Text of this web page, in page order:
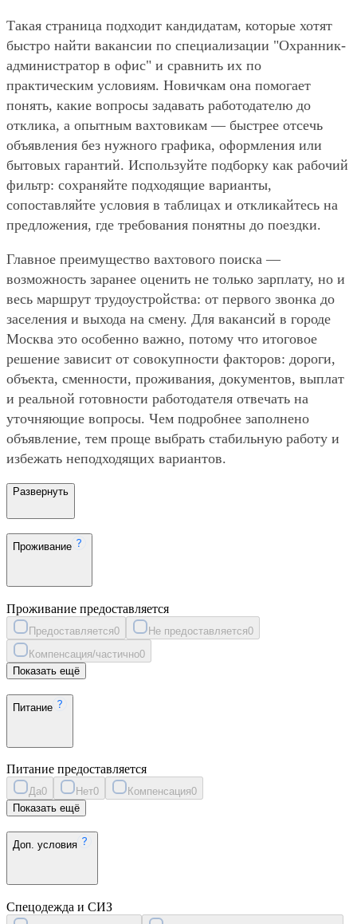
Такая страница подходит кандидатам, которые хотят
быстро найти вакансии по специализации "Охранник-
администратор в офис" и сравнить их по
практическим условиям. Новичкам она помогает
понять, какие вопросы задавать работодателю до
отклика, а опытным вахтовикам — быстрее отсечь
объявления без нужного графика, оформления или
бытовых гарантий. Используйте подборку как рабочий
фильтр: сохраняйте подходящие варианты,
сопоставляйте условия в таблицах и откликайтесь на
предложения, где требования понятны до поездки.
Главное преимущество вахтового поиска —
возможность заранее оценить не только зарплату, но и
весь маршрут трудоустройства: от первого звонка до
заселения и выхода на смену. Для вакансий в городе
Москва это особенно важно, потому что итоговое
решение зависит от совокупности факторов: дороги,
объекта, сменности, проживания, документов, выплат
и реальной готовности работодателя отвечать на
уточняющие вопросы. Чем подробнее заполнено
объявление, тем проще выбрать стабильную работу и
избежать неподходящих вариантов.
Развернуть
Проживание
Проживание предоставляется
Предоставляется0 Не предоставляется0
Компенсация/частично0
Показать ещё
Питание
Питание предоставляется
Да0 Нет0 Компенсация0
Показать ещё
Доп. условия
Спецодежда и СИЗ